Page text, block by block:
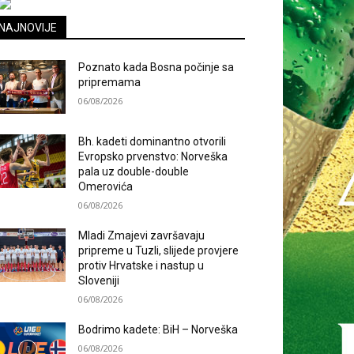
Poznato kada Bosna počinje sa
pripremama
06/08/2026
Bh. kadeti dominantno otvorili
Evropsko prvenstvo: Norveška
pala uz double-double
Omerovića
06/08/2026
Mladi Zmajevi završavaju
pripreme u Tuzli, slijede provjere
protiv Hrvatske i nastup u
Sloveniji
06/08/2026
Bodrimo kadete: BiH – Norveška
06/08/2026